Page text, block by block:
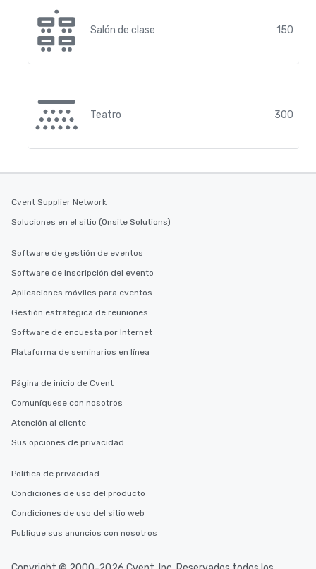
Salón de clase 150
Teatro 300
Cvent Supplier Network
Soluciones en el sitio (Onsite Solutions)
Software de gestión de eventos
Software de inscripción del evento
Aplicaciones móviles para eventos
Gestión estratégica de reuniones
Software de encuesta por Internet
Plataforma de seminarios en línea
Página de inicio de Cvent
Comuníquese con nosotros
Atención al cliente
Sus opciones de privacidad
Política de privacidad
Condiciones de uso del producto
Condiciones de uso del sitio web
Publique sus anuncios con nosotros